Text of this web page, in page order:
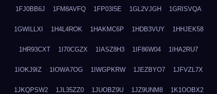
1FJ0BB6J 1FM8AVFQ 1FP03I5E 1GL2VJGH 1GRISVQA
1GWILLXI 1H4L4ROK 1HAKMC6P 1HDB3VUY 1HHJEK58
1HR93CXT 1I70CGZX 1IASZ8H3 1IF86W04 1IHA2RU7
1IOKJ9IZ 1IOWA7OG 1IWGPKRW 1JEZBYO7 1JFVZL7X
1JKQPSW2 1JL35ZZ0 1JUOBZ9U 1JZ9UNM8 1K1OOBX2